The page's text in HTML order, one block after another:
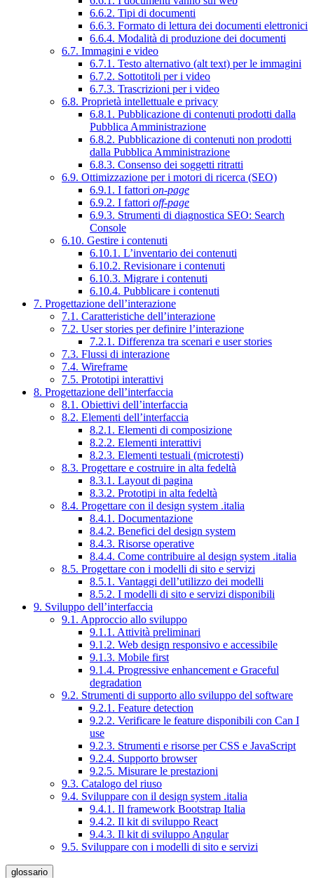
6.6.2. Tipi di documenti
6.6.3. Formato di lettura dei documenti elettronici
6.6.4. Modalità di produzione dei documenti
6.7. Immagini e video
6.7.1. Testo alternativo (alt text) per le immagini
6.7.2. Sottotitoli per i video
6.7.3. Trascrizioni per i video
6.8. Proprietà intellettuale e privacy
6.8.1. Pubblicazione di contenuti prodotti dalla
Pubblica Amministrazione
6.8.2. Pubblicazione di contenuti non prodotti
dalla Pubblica Amministrazione
6.8.3. Consenso dei soggetti ritratti
6.9. Ottimizzazione per i motori di ricerca (SEO)
6.9.1. I fattori on-page
6.9.2. I fattori off-page
6.9.3. Strumenti di diagnostica SEO: Search
Console
6.10. Gestire i contenuti
6.10.1. L’inventario dei contenuti
6.10.2. Revisionare i contenuti
6.10.3. Migrare i contenuti
6.10.4. Pubblicare i contenuti
7. Progettazione dell’interazione
7.1. Caratteristiche dell’interazione
7.2. User stories per definire l’interazione
7.2.1. Differenza tra scenari e user stories
7.3. Flussi di interazione
7.4. Wireframe
7.5. Prototipi interattivi
8. Progettazione dell’interfaccia
8.1. Obiettivi dell’interfaccia
8.2. Elementi dell’interfaccia
8.2.1. Elementi di composizione
8.2.2. Elementi interattivi
8.2.3. Elementi testuali (microtesti)
8.3. Progettare e costruire in alta fedeltà
8.3.1. Layout di pagina
8.3.2. Prototipi in alta fedeltà
8.4. Progettare con il design system .italia
8.4.1. Documentazione
8.4.2. Benefici del design system
8.4.3. Risorse operative
8.4.4. Come contribuire al design system .italia
8.5. Progettare con i modelli di sito e servizi
8.5.1. Vantaggi dell’utilizzo dei modelli
8.5.2. I modelli di sito e servizi disponibili
9. Sviluppo dell’interfaccia
9.1. Approccio allo sviluppo
9.1.1. Attività preliminari
9.1.2. Web design responsivo e accessibile
9.1.3. Mobile first
9.1.4. Progressive enhancement e Graceful
degradation
9.2. Strumenti di supporto allo sviluppo del software
9.2.1. Feature detection
9.2.2. Verificare le feature disponibili con Can I
use
9.2.3. Strumenti e risorse per CSS e JavaScript
9.2.4. Supporto browser
9.2.5. Misurare le prestazioni
9.3. Catalogo del riuso
9.4. Sviluppare con il design system .italia
9.4.1. Il framework Bootstrap Italia
9.4.2. Il kit di sviluppo React
9.4.3. Il kit di sviluppo Angular
9.5. Sviluppare con i modelli di sito e servizi
glossario